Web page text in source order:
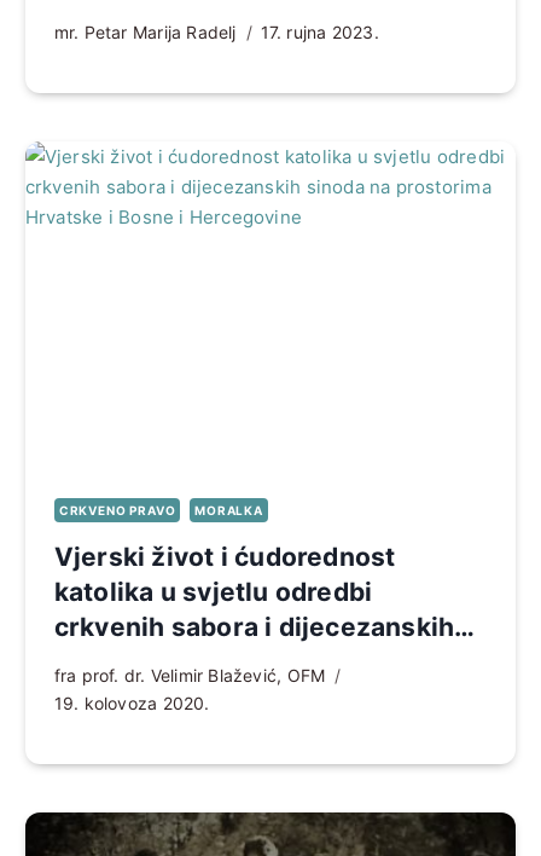
mr. Petar Marija Radelj 17. rujna 2023.
CRKVENO PRAVO MORALKA
Vjerski život i ćudorednost
katolika u svjetlu odredbi
crkvenih sabora i dijecezanskih
sinoda na prostorima Hrvatske i
Bosne i Hercegovine
fra prof. dr. Velimir Blažević, OFM
19. kolovoza 2020.